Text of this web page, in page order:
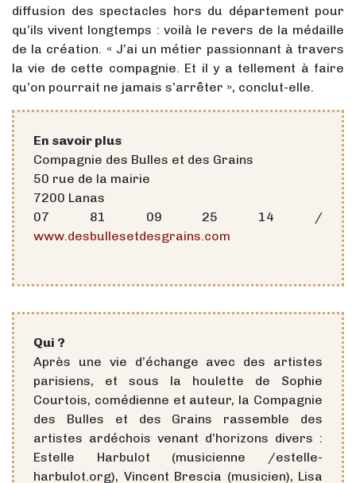
diffusion des spectacles hors du département pour
qu’ils vivent longtemps : voilà le revers de la médaille
de la création. « J’ai un métier passionnant à travers
la vie de cette compagnie. Et il y a tellement à faire
qu’on pourrait ne jamais s’arrêter », conclut-elle.
En savoir plus
Compagnie des Bulles et des Grains
50 rue de la mairie
7200 Lanas
07 81 09 25 14 /
www.desbullesetdesgrains.com
Qui ?
Après une vie d’échange avec des artistes
parisiens, et sous la houlette de Sophie
Courtois, comédienne et auteur, la Compagnie
des Bulles et des Grains rassemble des
artistes ardéchois venant d’horizons divers :
Estelle Harbulot (musicienne /estelle-
harbulot.org), Vincent Brescia (musicien), Lisa